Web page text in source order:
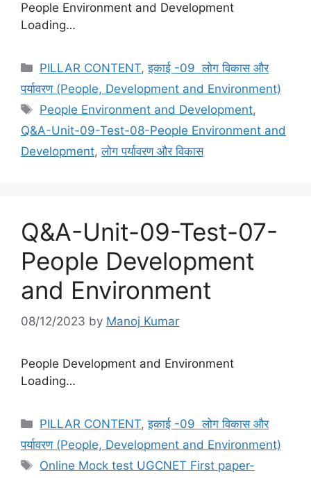
People Environment and Development
Loading…
Categories
PILLAR CONTENT,इकाई -09 लोग विकास और
पर्यावरण (People, Development and Environment)
Tags
People Environment and Development,
Q&A-Unit-09-Test-08-People Environment and
Development,लोग पर्यावरण और विकास
Q&A-Unit-09-Test-07-
People Development
and Environment
08/12/2023 by Manoj Kumar
People Development and Environment
Loading…
Categories
PILLAR CONTENT,इकाई -09 लोग विकास और
पर्यावरण (People, Development and Environment)
Tags
Online Mock test UGCNET First paper-